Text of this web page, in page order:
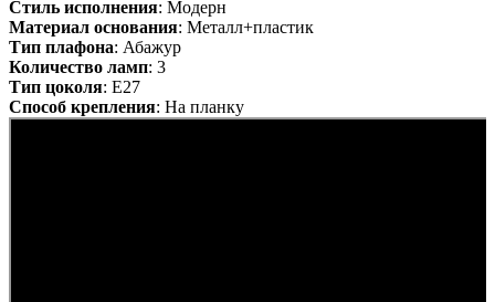
Стиль исполнения: Модерн
Материал основания: Металл+пластик
Тип плафона: Абажур
Количество ламп: 3
Тип цоколя: E27
Способ крепления: На планку